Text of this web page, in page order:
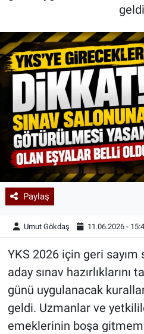
Paylaş
Umut Gökdaş 11.06.2026 -
YKS 2026 için geri
aday sınav hazırlıklarını
günü uygulanacak
geldi. Uzmanlar ve
emeklerinin boşa
Sağlık
Siyaset
Teknoloji
Yazarlar
Astroloji-Rüya